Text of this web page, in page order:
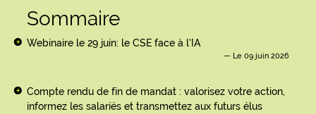
Sommaire
Webinaire le 29 juin: le CSE face à l'IA
Le 09 juin 2026
Compte rendu de fin de mandat : valorisez votre action,
informez les salariés et transmettez aux futurs élus